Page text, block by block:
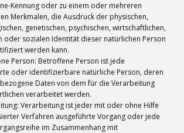
Kennung oder zu einem oder mehreren
Merkmalen, die Ausdruck der physischen,
genetischen, psychischen, wirtschaftlichen,
oder sozialen Identität dieser natürlichen Person
werden kann.
Person: Betroffene Person ist jede
oder identifizierbare natürliche Person, deren
Daten von dem für die Verarbeitung
verarbeitet werden.
Verarbeitung ist jeder mit oder ohne Hilfe
Verfahren ausgeführte Vorgang oder jede
im Zusammenhang mit